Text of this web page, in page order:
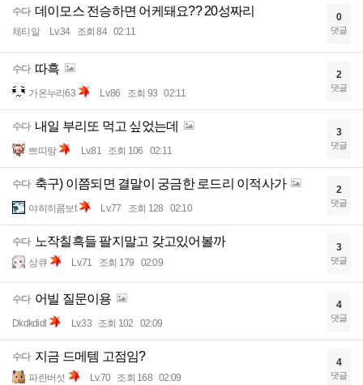
수다 데이모스 전승하면 어케돼요?? 20성짜리
체티알 Lv.34 조회 84 02:11
0
댓글
수다 따흑
가온누리63 Lv.86 조회 93 02:11
2
댓글
수다 내일 부리또 먹고 싶었는데
쁘띠랑 Lv.81 조회 106 02:11
3
댓글
수다 축구) 이쯤되면 결말이 궁금한 로드리 이적사가
야히히콤보t Lv.77 조회 128 02:10
2
댓글
수다 노작칠흑들 팔지말고 갖고있어볼까
상큐 Lv.71 조회 179 02:09
3
댓글
수다 어빌 질문이용
Dkdkdidl Lv.33 조회 102 02:09
4
댓글
수다 지금 드메템 고점임?
파란버섯 Lv.70 조회 168 02:09
4
댓글